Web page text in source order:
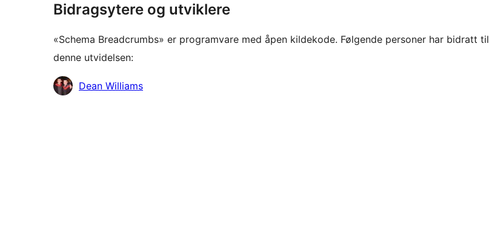
Bidragsytere og utviklere
«Schema Breadcrumbs» er programvare med åpen kildekode. Følgende personer har bidratt til
denne utvidelsen:
Bidragsytere
Dean Williams